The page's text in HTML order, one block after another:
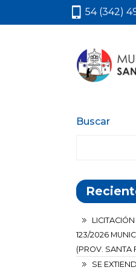
54 (342)
Buscar
123/2026
(PROV. SANTA
SE